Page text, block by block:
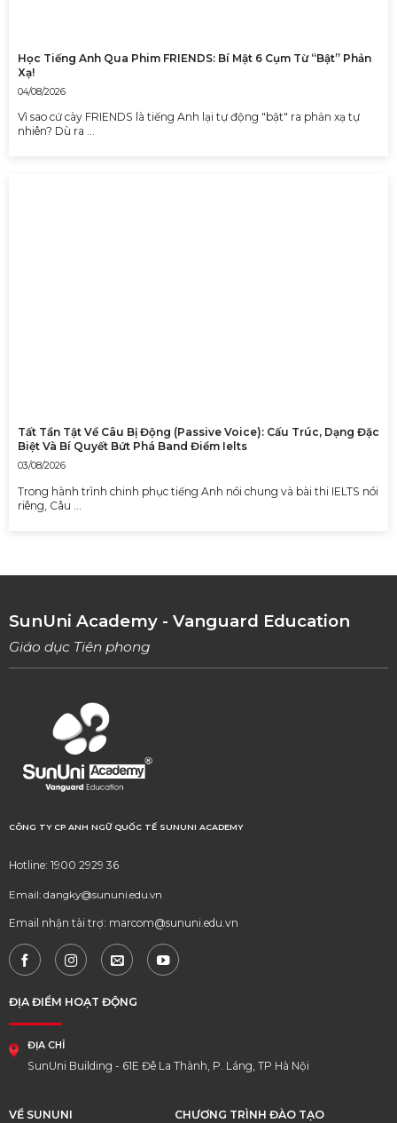
Học Tiếng Anh Qua Phim FRIENDS: Bí Mật 6 Cụm Từ “Bật” Phản
Xạ!
04/08/2026
Vì sao cứ cày FRIENDS là tiếng Anh lại tự động "bật" ra phản xạ tự
nhiên? Dù ra …
Tất Tần Tật Về Câu Bị Động (Passive Voice): Cấu Trúc, Dạng Đặc
Biệt Và Bí Quyết Bứt Phá Band Điểm Ielts
03/08/2026
Trong hành trình chinh phục tiếng Anh nói chung và bài thi IELTS nói
riêng, Câu …
SunUni Academy - Vanguard Education
Giáo dục Tiên phong
CÔNG TY CP ANH NGỮ QUỐC TẾ SUNUNI ACADEMY
Hotline: 1900 2929 36
Email: dangky@sununi.edu.vn
Email nhận tài trợ: marcom@sununi.edu.vn
VỀ SUNUNI
ĐỊA ĐIỂM HOẠT ĐỘNG
ĐỊA CHỈ
SunUni Building - 61E Đê La Thành, P. Láng, TP Hà Nội
CHƯƠNG TRÌNH ĐÀO TẠO